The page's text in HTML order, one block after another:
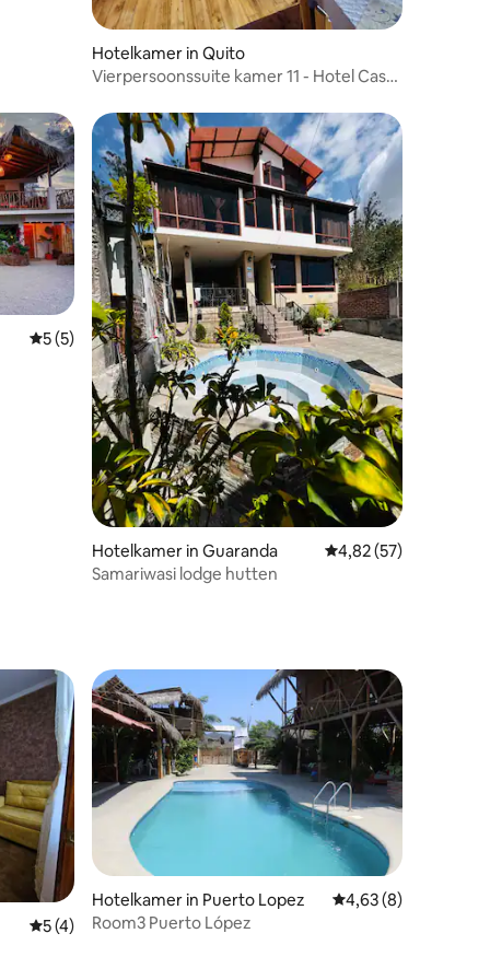
Hotelkamer in Quito
Vierpersoonssuite kamer 11 - Hotel Casa
Gemiddelde beoordeling van 5 op 5, 5 recensies
5 (5)
Hotelkamer in Guaranda Gemiddelde
4,82 (57)
Samariwasi lodge hutten
Gemiddelde beoordeling van 5 op 5, 4 recensies
5 (4)
Hotelkamer in Puerto Lopez Gemiddelde
4,63 (8)
Room3 Puerto López